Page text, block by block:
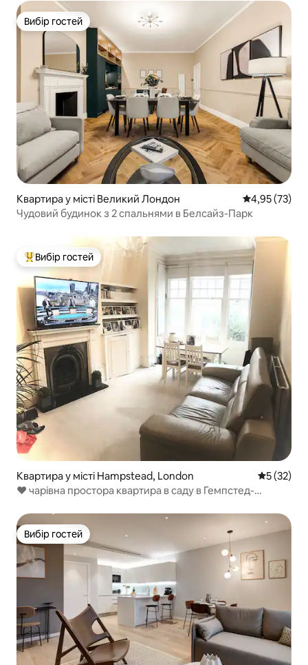
Вибір гостей
Вибір гостей
Квартира у місті Великий Лондон Середня
4,95 (73)
Чудовий будинок з 2 спальнями в Белсайз-Парк
Топ вибір гостей
Вибір гостей
Квартира у місті Hampstead, London Середня
5 (32)
❤️ чарівна простора квартира в саду в Гемпстед-
Вибір гостей
Вибір гостей